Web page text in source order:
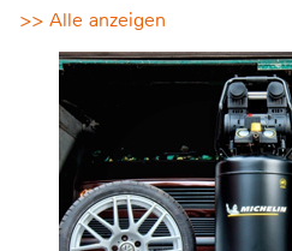
>> Alle anzeigen